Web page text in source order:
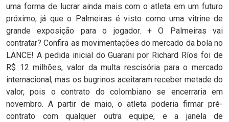
uma forma de lucrar ainda mais com o atleta em um futuro
próximo, já que o Palmeiras é visto como uma vitrine de
grande exposição para o jogador. + O Palmeiras vai
contratar? Confira as movimentações do mercado da bola no
LANCE! A pedida inicial do Guarani por Richard Ríos foi de
R$ 12 milhões, valor da multa rescisória para o mercado
internacional, mas os bugrinos aceitaram receber metade do
valor, pois o contrato do colombiano se encerraria em
novembro. A partir de maio, o atleta poderia firmar pré-
contrato com qualquer outra equipe, e a janela de